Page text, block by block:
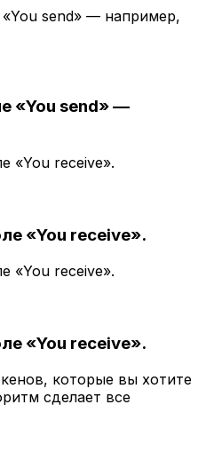
«You send» —
«You receive».
«You receive».